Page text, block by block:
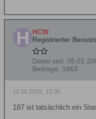
HCW
Registrierter
Dabei seit:
Beiträge: 1863
11.06.2026, 10:30
187 ist tatsächlich ein